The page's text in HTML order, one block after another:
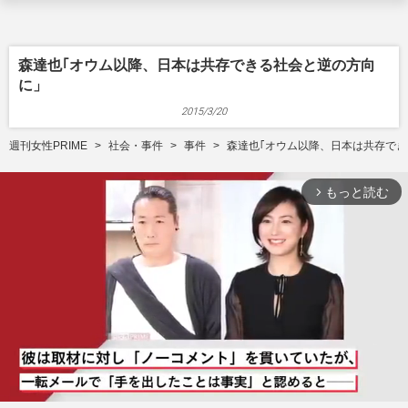
森達也｢オウム以降、日本は共存できる社会と逆の方向
に」
2015/3/20
週刊女性PRIME 社会・事件 事件 森達也｢オウム以降、日本は共存で
arrow_forward_ios もっと読む